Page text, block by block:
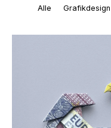
Alle Grafikdesign